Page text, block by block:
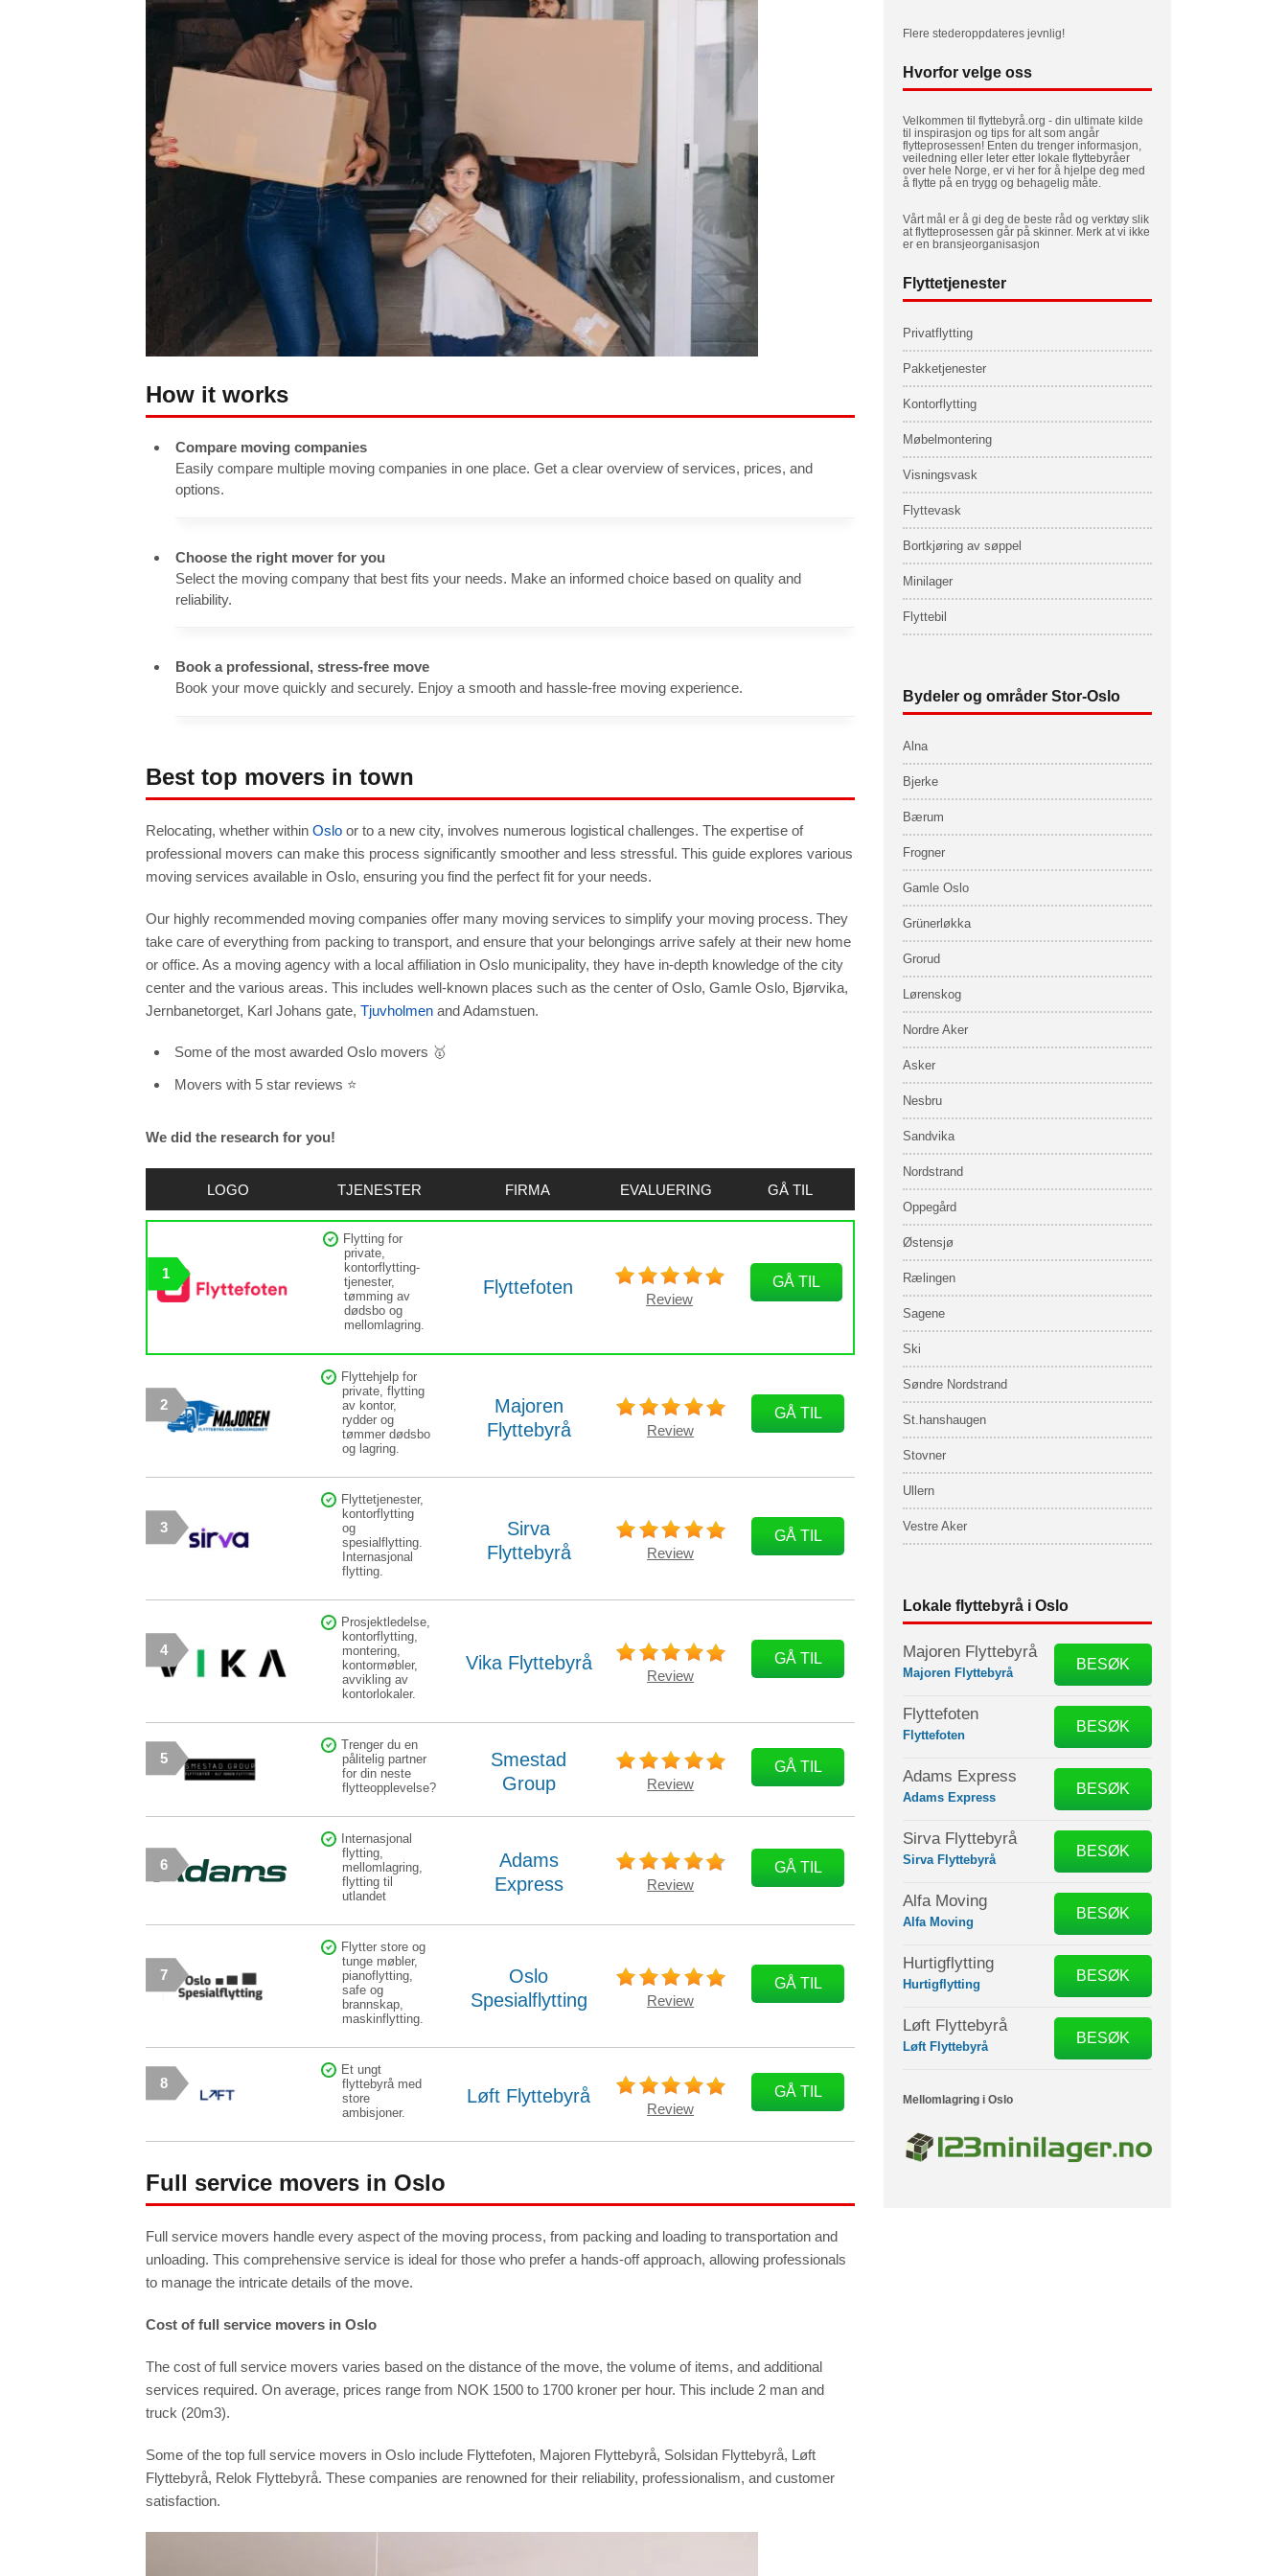
How it works
Compare moving companies
Easily compare multiple moving companies in one place. Get a clear overview of services, prices, and
options.
Choose the right mover for you
Select the moving company that best fits your needs. Make an informed choice based on quality and
reliability.
Book a professional, stress-free move
Book your move quickly and securely. Enjoy a smooth and hassle-free moving experience.
Best top movers in town
Relocating, whether within Oslo or to a new city, involves numerous logistical challenges. The expertise of
professional movers can make this process significantly smoother and less stressful. This guide explores various
moving services available in Oslo, ensuring you find the perfect fit for your needs.
Our highly recommended moving companies offer many moving services to simplify your moving process. They
take care of everything from packing to transport, and ensure that your belongings arrive safely at their new home
or office. As a moving agency with a local affiliation in Oslo municipality, they have in-depth knowledge of the city
center and the various areas. This includes well-known places such as the center of Oslo, Gamle Oslo, Bjørvika,
Jernbanetorget, Karl Johans gate, Tjuvholmen and Adamstuen.
Some of the most awarded Oslo movers 🥇
Movers with 5 star reviews ⭐
We did the research for you!
LOGO TJENESTER FIRMA EVALUERING GÅ TIL
1
Flytting for
private,
kontorflytting-
tjenester,
tømming av
dødsbo og
mellomlagring.
Flyttefoten
Review
GÅ TIL
2
Flyttehjelp for
private, flytting
av kontor,
rydder og
tømmer dødsbo
og lagring.
Majoren
Flyttebyrå
Review
GÅ TIL
3
Flyttetjenester,
kontorflytting
og
spesialflytting.
Internasjonal
flytting.
Sirva
Flyttebyrå
Review
GÅ TIL
4
Prosjektledelse,
kontorflytting,
montering,
kontormøbler,
avvikling av
kontorlokaler.
Vika Flyttebyrå
Review
GÅ TIL
5
Trenger du en
pålitelig partner
for din neste
flytteopplevelse?
Smestad
Group
Review
GÅ TIL
6
Internasjonal
flytting,
mellomlagring,
flytting til
utlandet
Adams
Express
Review
GÅ TIL
7
Flytter store og
tunge møbler,
pianoflytting,
safe og
brannskap,
maskinflytting.
Oslo
Spesialflytting
Review
GÅ TIL
8
Et ungt
flyttebyrå med
store
ambisjoner.
Løft Flyttebyrå
Review
GÅ TIL
Full service movers in Oslo
Full service movers handle every aspect of the moving process, from packing and loading to transportation and
unloading. This comprehensive service is ideal for those who prefer a hands-off approach, allowing professionals
to manage the intricate details of the move.
Cost of full service movers in Oslo
The cost of full service movers varies based on the distance of the move, the volume of items, and additional
services required. On average, prices range from NOK 1500 to 1700 kroner per hour. This include 2 man and
truck (20m3).
Some of the top full service movers in Oslo include Flyttefoten, Majoren Flyttebyrå, Solsidan Flyttebyrå, Løft
Flyttebyrå, Relok Flyttebyrå. These companies are renowned for their reliability, professionalism, and customer
satisfaction.
Flere stederoppdateres jevnlig!
Hvorfor velge oss
Velkommen til flyttebyrå.org - din ultimate kilde
til inspirasjon og tips for alt som angår
flytteprosessen! Enten du trenger informasjon,
veiledning eller leter etter lokale flyttebyråer
over hele Norge, er vi her for å hjelpe deg med
å flytte på en trygg og behagelig måte.
Vårt mål er å gi deg de beste råd og verktøy slik
at flytteprosessen går på skinner. Merk at vi ikke
er en bransjeorganisasjon
Flyttetjenester
Privatflytting
Pakketjenester
Kontorflytting
Møbelmontering
Visningsvask
Flyttevask
Bortkjøring av søppel
Minilager
Flyttebil
Bydeler og områder Stor-Oslo
Alna
Bjerke
Bærum
Frogner
Gamle Oslo
Grünerløkka
Grorud
Lørenskog
Nordre Aker
Asker
Nesbru
Sandvika
Nordstrand
Oppegård
Østensjø
Rælingen
Sagene
Ski
Søndre Nordstrand
St.hanshaugen
Stovner
Ullern
Vestre Aker
Lokale flyttebyrå i Oslo
Majoren Flyttebyrå
Majoren Flyttebyrå
BESØK
Flyttefoten
Flyttefoten
BESØK
Adams Express
Adams Express
BESØK
Sirva Flyttebyrå
Sirva Flyttebyrå
BESØK
Alfa Moving
Alfa Moving
BESØK
Hurtigflytting
Hurtigflytting
BESØK
Løft Flyttebyrå
Løft Flyttebyrå
BESØK
Mellomlagring i Oslo